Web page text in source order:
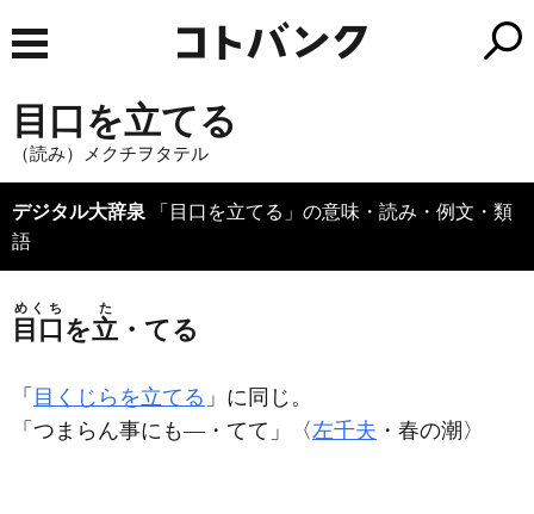
目口を立てる
（読み）メクチヲタテル
デジタル大辞泉
語
目口
めくち
を立
た
・てる
「 目くじらを立てる 」に同じ。
「つまらん事にも―・てて」〈左千夫 ・春の潮〉